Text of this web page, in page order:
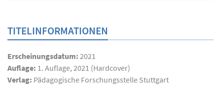
TITELINFORMATIONEN
Erscheinungsdatum: 2021
Auflage: 1. Auflage, 2021 (Hardcover)
Verlag: Pädagogische Forschungsstelle Stuttgart